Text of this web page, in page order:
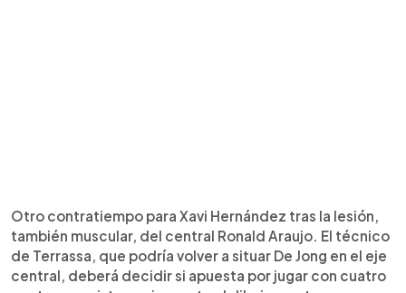
Otro contratiempo para Xavi Hernández tras la lesión,
también muscular, del central Ronald Araujo. El técnico
de Terrassa, que podría volver a situar De Jong en el eje
central, deberá decidir si apuesta por jugar con cuatro